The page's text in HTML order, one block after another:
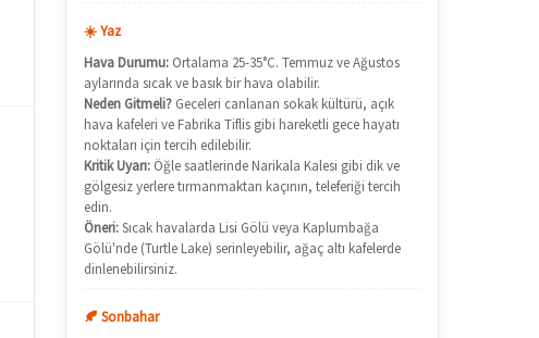
☀️ Yaz
Hava Durumu: Ortalama 25-35°C. Temmuz ve Ağustos
aylarında sıcak ve basık bir hava olabilir.
Neden Gitmeli? Geceleri canlanan sokak kültürü, açık
hava kafeleri ve Fabrika Tiflis gibi hareketli gece hayatı
noktaları için tercih edilebilir.
Kritik Uyarı: Öğle saatlerinde Narikala Kalesi gibi dik ve
gölgesiz yerlere tırmanmaktan kaçının, teleferiği tercih
edin.
Öneri:Sıcak havalarda Lisi Gölü veya Kaplumbağa
Gölü'nde (Turtle Lake) serinleyebilir, ağaç altı kafelerde
dinlenebilirsiniz.
🍂 Sonbahar